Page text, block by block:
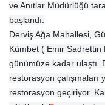
ve Anıtlar Müdürlüğü
başlandı.
Derviş Ağa Mahallesi,
Kümbet ( Emir Sadrettin
günümüze kadar ulaştı.
restorasyon çalışmaları
restorasyon geçiriyor.